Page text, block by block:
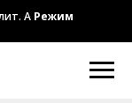
А Режим